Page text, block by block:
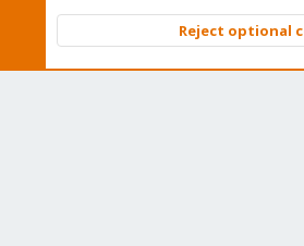
Community platform by XenForo © 2010-
Reject optional